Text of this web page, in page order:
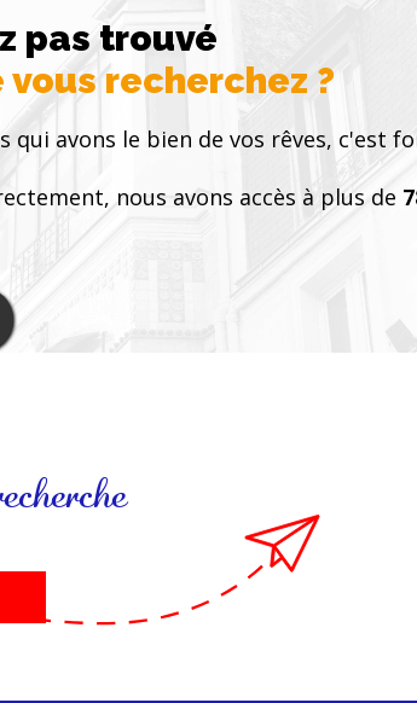
électrique, s’intègre harmonieusement
garage ainsi qu’une pièce annexe de 30
selon vos besoins, complètent les
pas trouvé
recherchez ?
qui avons le bien de vos rêves, c'est
nous avons accès à plus de